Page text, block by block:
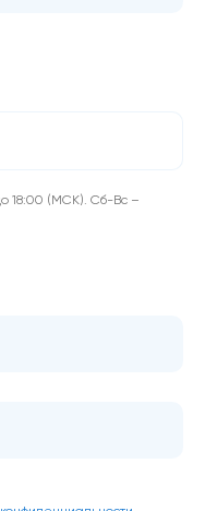
18:00 (МСК). Сб-Вс –